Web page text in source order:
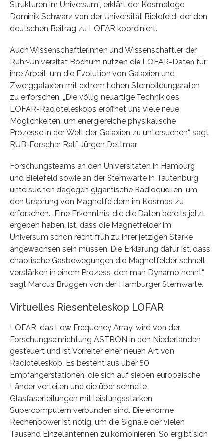
Strukturen im Universum“, erklärt der Kosmologe
Dominik Schwarz von der Universität Bielefeld, der den
deutschen Beitrag zu LOFAR koordiniert.
Auch Wissenschaftlerinnen und Wissenschaftler der
Ruhr-Universität Bochum nutzen die LOFAR-Daten für
ihre Arbeit, um die Evolution von Galaxien und
Zwerggalaxien mit extrem hohen Sternbildungsraten
zu erforschen. „Die völlig neuartige Technik des
LOFAR-Radioteleskops eröffnet uns viele neue
Möglichkeiten, um energiereiche physikalische
Prozesse in der Welt der Galaxien zu untersuchen“, sagt
RUB-Forscher Ralf-Jürgen Dettmar.
Forschungsteams an den Universitäten in Hamburg
und Bielefeld sowie an der Sternwarte in Tautenburg
untersuchen dagegen gigantische Radioquellen, um
den Ursprung von Magnetfeldern im Kosmos zu
erforschen. „Eine Erkenntnis, die die Daten bereits jetzt
ergeben haben, ist, dass die Magnetfelder im
Universum schon recht früh zu ihrer jetzigen Stärke
angewachsen sein müssen. Die Erklärung dafür ist, dass
chaotische Gasbewegungen die Magnetfelder schnell
verstärken in einem Prozess, den man Dynamo nennt“,
sagt Marcus Brüggen von der Hamburger Sternwarte.
Virtuelles Riesenteleskop LOFAR
LOFAR, das Low Frequency Array, wird von der
Forschungseinrichtung ASTRON in den Niederlanden
gesteuert und ist Vorreiter einer neuen Art von
Radioteleskop. Es besteht aus über 50
Empfängerstationen, die sich auf sieben europäische
Länder verteilen und die über schnelle
Glasfaserleitungen mit leistungsstarken
Supercomputern verbunden sind. Die enorme
Rechenpower ist nötig, um die Signale der vielen
Tausend Einzelantennen zu kombinieren. So ergibt sich